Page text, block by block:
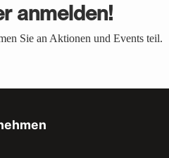
anmelden!
Sie an Aktionen und Events teil.